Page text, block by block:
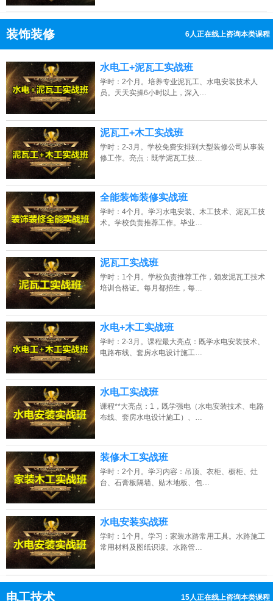
装饰装修 12人正在线上咨询本类课程
点击免费咨询电话：13807313137
水电工+泥瓦工实战班
学时：2个月。培养专业泥瓦工、水电安装技术人
员。天天实操6小时以上，深入…
泥瓦工+木工实战班
学时：2-3月。学校免费安排到大型装修公司从事装
修工作。亮点：既学泥瓦工技…
全能装饰装修实战班
学时：4个月。学习水电安装、木工技术、泥瓦工技
术。学校负责推荐工作。毕业…
泥瓦工实战班
学时：1个月。学校负责推荐工作，颁发泥瓦工技术
培训合格证。每月都招生，每…
水电+木工实战班
学时：2-3月。课程最大亮点：既学水电安装技术、
电路布线、套房水电设计施工…
水电工实战班
课程**大亮点：1，既学强电（水电安装技术、电路
布线、套房水电设计施工）、…
装修木工实战班
学时：2个月。学习内容：吊顶、衣柜、橱柜、灶
台、石膏板隔墙、贴木地板、包…
水电安装实战班
学时：1个月。学习：家装水路常用工具。水路施工
常用材料及图纸识读。水路管…
电工技术 16人正在线上咨询本类课程